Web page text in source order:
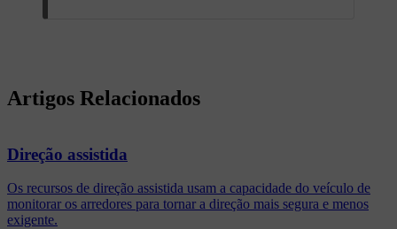
Artigos Relacionados
Direção assistida
Os recursos de direção assistida usam a capacidade do veículo de
monitorar os arredores para tornar a direção mais segura e menos
exigente.